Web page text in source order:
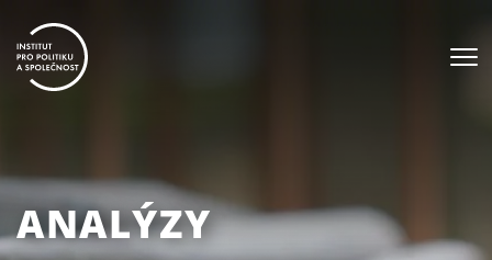
ANALÝZY